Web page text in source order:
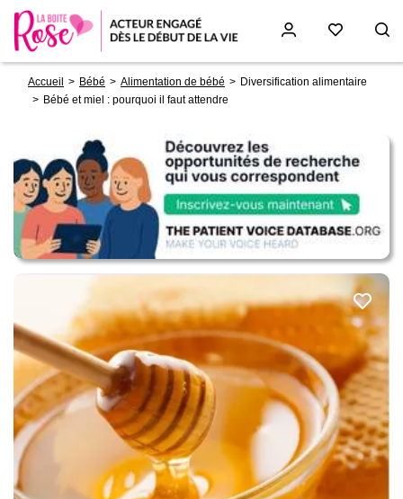
d'Ariane
Accueil Bébé Alimentation de bébé
Diversification alimentaire
Bébé et miel : pourquoi il faut attendre